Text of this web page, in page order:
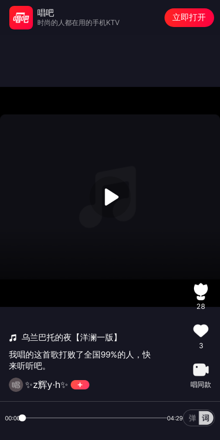
乌兰巴托的夜【洋澜一版】
我唱的这首歌打败了全国99%的人，快
来听听吧。
✨z辉y·h✨
28
3
唱同款
00:00 04:29
唱吧
时尚的人都在用的手机KTV
立即打开